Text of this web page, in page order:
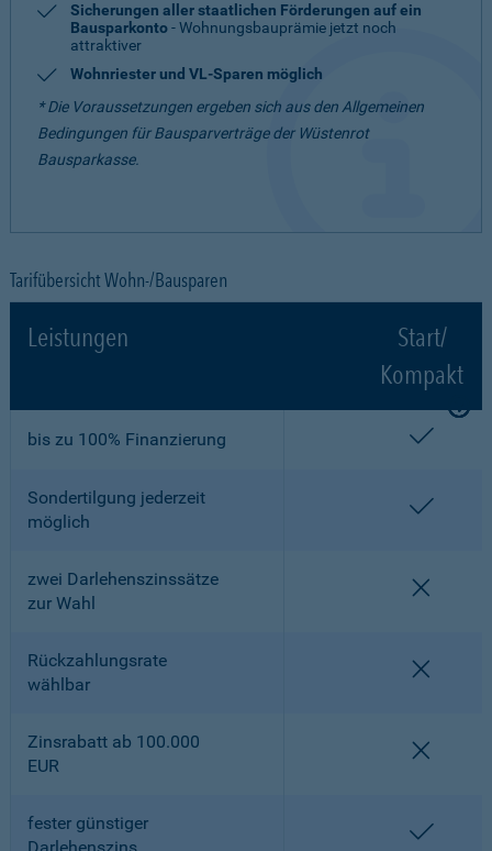
Sicherungen aller staatlichen Förderungen auf ein
Bausparkonto- Wohnungsbauprämie jetzt noch
attraktiver
Wohnriester und VL-Sparen möglich
* Die Voraussetzungen ergeben sich aus den Allgemeinen
Bedingungen für Bausparverträge der Wüstenrot
Bausparkasse.
Tarifübersicht Wohn-/Bausparen
Leistungen
Start/
Kompakt
bis zu 100% Finanzierung
Sondertilgung jederzeit
möglich
zwei Darlehenszinssätze
zur Wahl
Rückzahlungsrate
wählbar
Zinsrabatt ab 100.000
EUR
fester günstiger